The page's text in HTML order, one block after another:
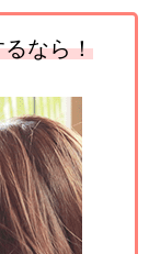
るなら！